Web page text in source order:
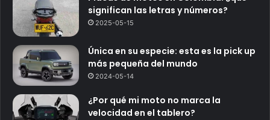
significan las letras y números?
2025-05-15
Única en su especie: esta es la pick up
más pequeña del mundo
2024-05-14
¿Por qué mi moto no marca la
velocidad en el tablero?